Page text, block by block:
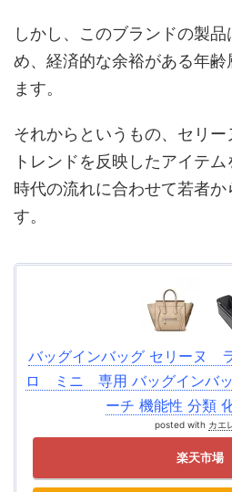
しかし、このブランドの製
め、経済的な余裕がある年
ます。
それからというもの、セリ
トレンドを反映したアイテム
時代の流れに合わせて若者か
す。
バッグインバッグ セリーヌ
ロ ミニ 専用 バッグインバ
ーチ 機能性 分類
posted with カエ
楽天市場